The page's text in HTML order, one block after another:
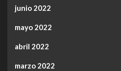
junio 2022
mayo 2022
abril 2022
marzo 2022